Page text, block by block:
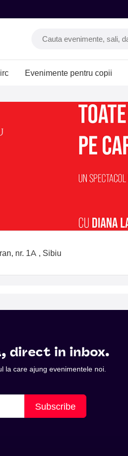
Evenimente pentru copii
nr. 1A , Sibiu
direct in inbox.
la care ajung evenimentele noi.
Subscribe